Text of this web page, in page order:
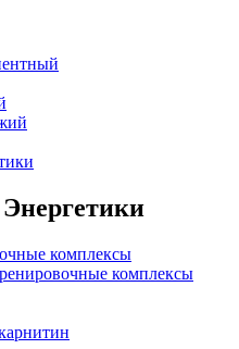
комплексы
комплексы